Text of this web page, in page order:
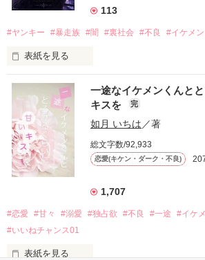
高校生になって再会した彼は、隣の学校で
他の女の子には冷たいのに
私にだけ昔と変わらない笑顔を向けてくる
「澪ちゃん。」
それは止まっていた恋が再び動き始める合
✨.ﾟ･*..☆.｡.:*✨.☆.｡.:. *:ﾟ✨.ﾟ･*..☆.｡.:*✨
冴木澪-SaekiMio
113
#ヤンキー #暴走族 #闇 #裏社会 #不良 #イケメン
表紙を見る
表紙画像はAIです
作品を読む
一途なイケメンくんと
キスを
完
如月 いちは ／著
総文字数/92,933
恋愛(キケン・ダーク・不良)
1,707
#恋愛 #甘々 #溺愛 #独占欲 #不良 #一途 #イケ
#いいねチャンス01
表紙を見る